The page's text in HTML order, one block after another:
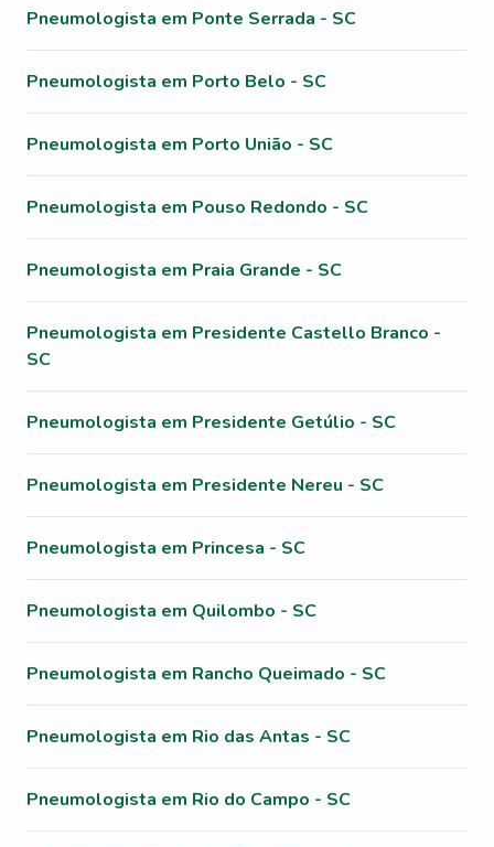
Pneumologista em Ponte Serrada - SC
Pneumologista em Porto Belo - SC
Pneumologista em Porto União - SC
Pneumologista em Pouso Redondo - SC
Pneumologista em Praia Grande - SC
Pneumologista em Presidente Castello Branco -
SC
Pneumologista em Presidente Getúlio - SC
Pneumologista em Presidente Nereu - SC
Pneumologista em Princesa - SC
Pneumologista em Quilombo - SC
Pneumologista em Rancho Queimado - SC
Pneumologista em Rio das Antas - SC
Pneumologista em Rio do Campo - SC